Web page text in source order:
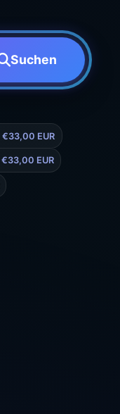
Suchen
€33,00 EUR
€33,00 EUR